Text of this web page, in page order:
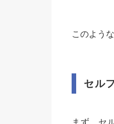
このよう
セル